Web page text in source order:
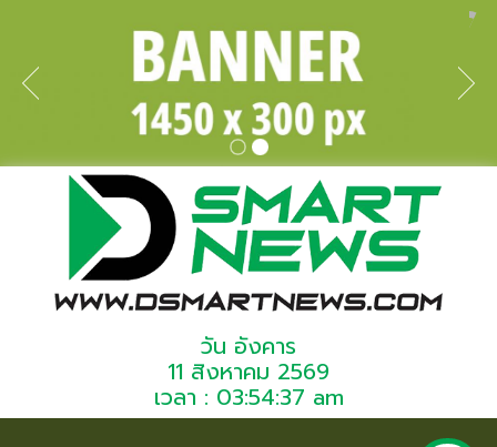
วัน อังคาร
11 สิงหาคม 2569
เวลา : 03:54:37 am